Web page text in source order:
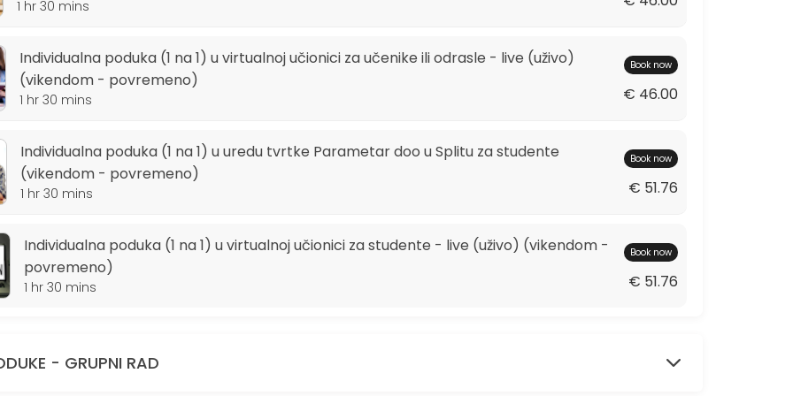
1 hr 30 mins
Individualna poduka (1 na 1) u virtualnoj učionici za učenike ili odrasle - live (uživo)
(vikendom - povremeno)
1 hr 30 mins
Book now
€ 46.00
Individualna poduka (1 na 1) u uredu tvrtke Parametar doo u Splitu za studente
(vikendom - povremeno)
1 hr 30 mins
Book now
€ 51.76
Individualna poduka (1 na 1) u virtualnoj učionici za studente - live (uživo) (vikendom -
povremeno)
1 hr 30 mins
Book now
€ 51.76
- GRUPNI RAD